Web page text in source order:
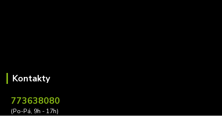
Kontakty
773638080
(Po-Pá, 9h - 17h)